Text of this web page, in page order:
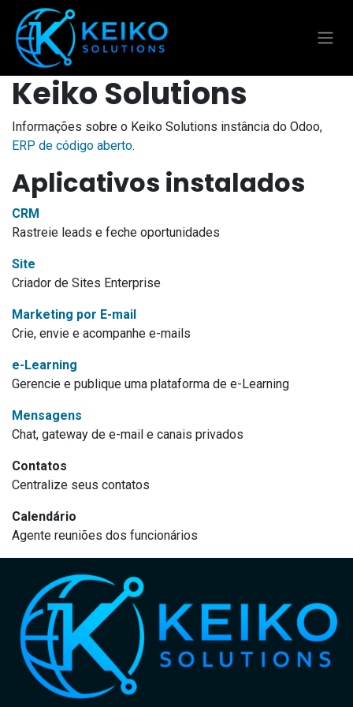
Pular para o conteúdo
Keiko Solutions
Informações sobre o Keiko Solutions instância do Odoo,
ERP de código aberto.
Aplicativos instalados
CRM
Rastreie leads e feche oportunidades
Site
Criador de Sites Enterprise
Marketing por E-mail
Crie, envie e acompanhe e-mails
e-Learning
Gerencie e publique uma plataforma de e-Learning
Mensagens
Chat, gateway de e-mail e canais privados
Contatos
Centralize seus contatos
Calendário
Agente reuniões dos funcionários